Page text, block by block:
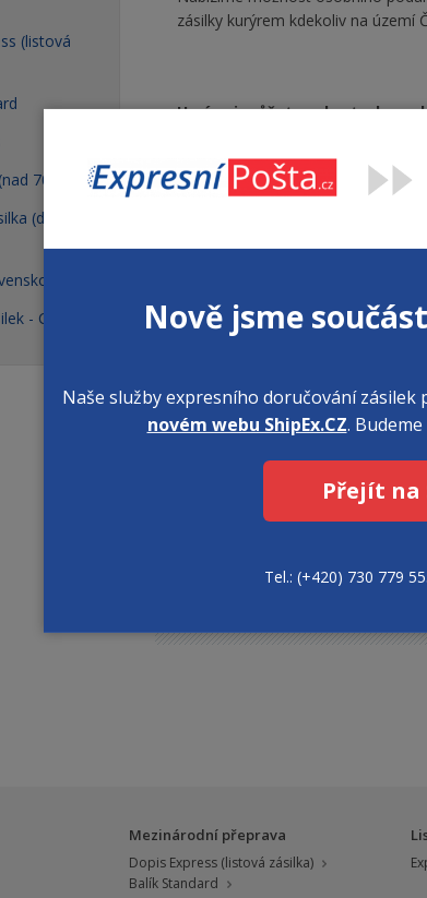
Nově jsme
Naše služby expresního doručování zásilek
novém webu ShipEx.CZ.
Přejít na
Tel.: (+420) 730 779
(listová
70kg)
(dovoz
- CLO
zásilky kurýrem kdekoliv na území
U nás si můžete vybrat z
Balík Standard- úsporná
Balík Expres-expresní přeprava
Dopis Expres- listové zásilky s
- přeprava
Importní zásilka - dovoz zásilek
Seznam zakázaných položek pro
Potřebujete
Mezinárodní přeprava
Dopis Express (listová zásilka)
Balík Standard